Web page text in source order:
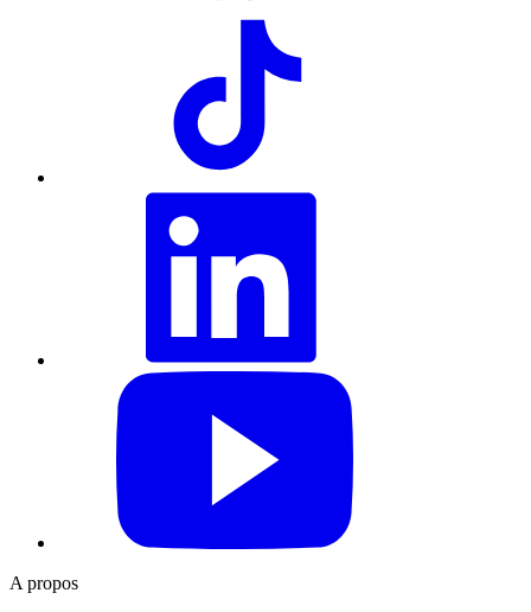
A propos